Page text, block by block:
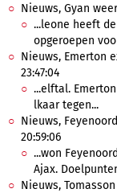
Nieuws, Gyan
...leone heeft
opgeroepen
Nieuws, Emerton
23:47:04
...elftal.
lkaar tegen...
Nieuws,
20:59:06
...won
Ajax.
Nieuws,